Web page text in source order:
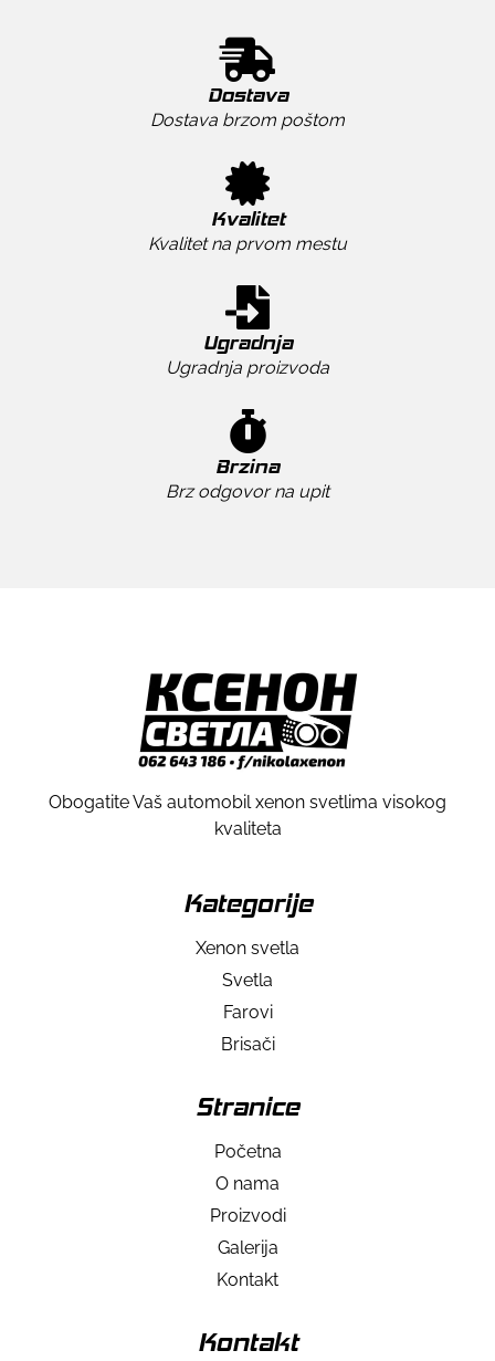
Dostava
Dostava brzom poštom
Kvalitet
Kvalitet na prvom mestu
Ugradnja
Ugradnja proizvoda
Brzina
Brz odgovor na upit
Obogatite Vaš automobil xenon svetlima visokog
kvaliteta
Kategorije
Xenon svetla
Svetla
Farovi
Brisači
Stranice
Početna
O nama
Proizvodi
Galerija
Kontakt
Kontakt